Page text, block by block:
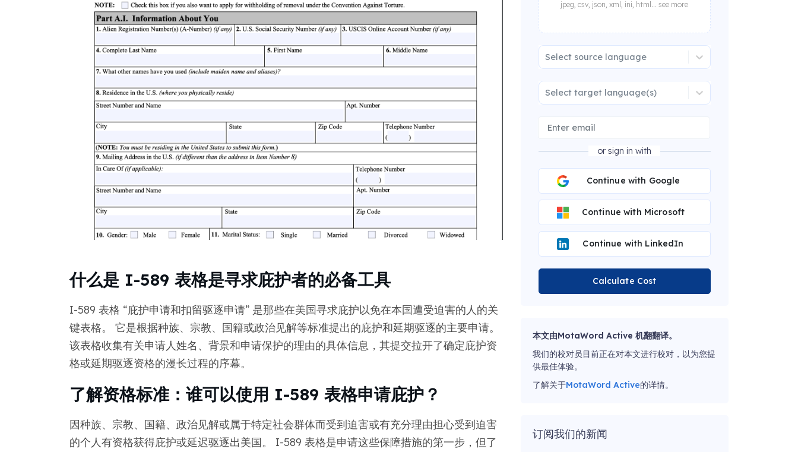
什么是 I-589 表格是寻求庇护者的必备工具
I-589 表格 “庇护申请和扣留驱逐申请” 是那些在美国寻求庇护以免在本国遭受迫害的人的关
键表格。 它是根据种族、宗教、国籍或政治见解等标准提出的庇护和延期驱逐的主要申请。
该表格收集有关申请人姓名、背景和申请保护的理由的具体信息，其提交拉开了确定庇护资
格或延期驱逐资格的漫长过程的序幕。
了解资格标准：谁可以使用 I-589 表格申请庇护？
因种族、宗教、国籍、政治见解或属于特定社会群体而受到迫害或有充分理由担心受到迫害
的个人有资格获得庇护或延迟驱逐出美国。 I-589 表格是申请这些保障措施的第一步，但了
jpeg, csv, json, xml, ini, html... see more
Select source language
Select target language(s)
or sign in with
Continue with Google
Continue with Microsoft
Continue with LinkedIn
Calculate Cost
本文由MotaWord Active 机翻翻译。
我们的校对员目前正在对本文进行校对，以为您提
供最佳体验。
了解关于MotaWord Active的详情。
订阅我们的新闻